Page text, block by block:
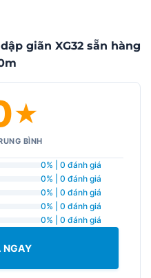
giãn XG32 sẵn hàng
★
BÌNH
0% | 0 đánh giá
0% | 0 đánh giá
0% | 0 đánh giá
0% | 0 đánh giá
0% | 0 đánh giá
NGAY